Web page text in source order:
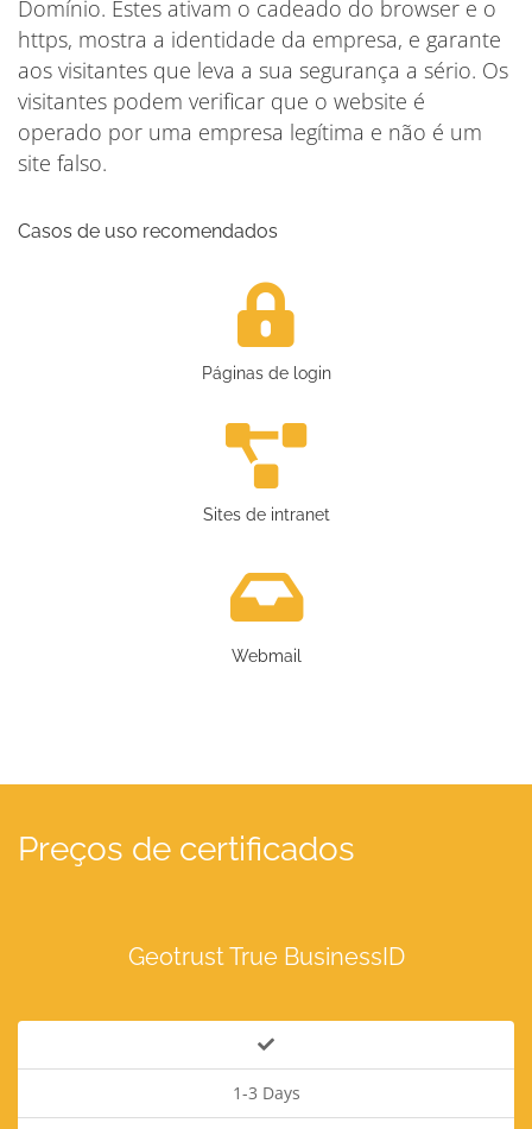
Domínio. Estes ativam o cadeado do browser e o
https, mostra a identidade da empresa, e garante
aos visitantes que leva a sua segurança a sério. Os
visitantes podem verificar que o website é
operado por uma empresa legítima e não é um
site falso.
Casos de uso recomendados
Páginas de login
Sites de intranet
Webmail
Preços de certificados
Geotrust True BusinessID
1-3 Days